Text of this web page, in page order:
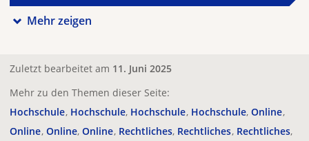
Mehr zeigen
Zuletzt bearbeitet am 11. Juni 2025
Mehr zu den Themen dieser Seite:
Hochschule Hochschule Hochschule Hochschule Online
Online Online Online Rechtliches Rechtliches Rechtliches